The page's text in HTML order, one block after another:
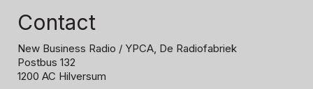
Contact
New Business Radio / YPCA, De Radiofabriek
Postbus 132
1200 AC Hilversum